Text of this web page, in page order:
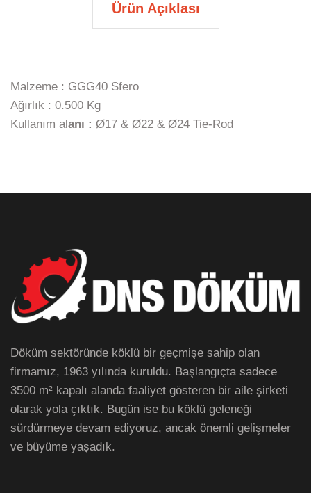
Ürün Açıklası
Malzeme : GGG40 Sfero
Ağırlık : 0.500 Kg
Kullanım alanı : Ø17 & Ø22 & Ø24 Tie-Rod
Döküm sektöründe köklü bir geçmişe sahip olan
firmamız, 1963 yılında kuruldu. Başlangıçta sadece
3500 m² kapalı alanda faaliyet gösteren bir aile şirketi
olarak yola çıktık. Bugün ise bu köklü geleneği
sürdürmeye devam ediyoruz, ancak önemli gelişmeler
ve büyüme yaşadık.